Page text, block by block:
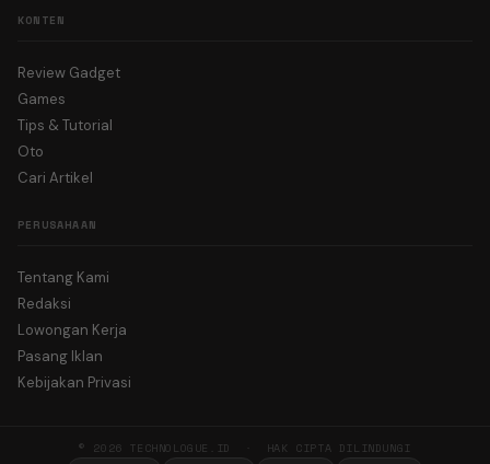
KONTEN
Review Gadget
Games
Tips & Tutorial
Oto
Cari Artikel
PERUSAHAAN
Tentang Kami
Redaksi
Lowongan Kerja
Pasang Iklan
Kebijakan Privasi
© 2026 TECHNOLOGUE.ID · HAK CIPTA DILINDUNGI